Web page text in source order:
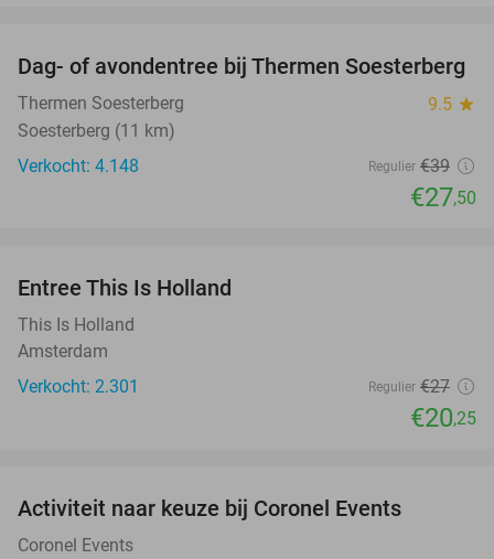
29%
Dag- of avondentree bij Thermen Soesterberg
Thermen Soesterberg 9.5 star
Soesterberg (11 km)
Verkocht: 4.148
Regulier €39
€27,50
Entree This Is Holland
This Is Holland
Amsterdam
Verkocht: 2.301
Regulier €27
€20,25
Activiteit naar keuze bij Coronel Events
Coronel Events